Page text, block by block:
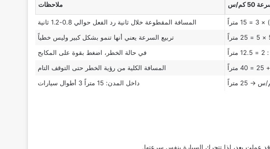
كم/س ملاحظات
المسافة المقطوعة خلال ثانية رد الفعل حوالي 0.8-1.2 ثانية
تربيع السرعة يعني أنها تنمو بشكل كبير وليس خطياً
في حالة الخطر، اضغط بقوة على المكابح
المسافة الكلية من رؤية الخطر حتى التوقف التام
داخل المدن: 15 متراً 3 أطوال سيارات
عملت بعد، لذا تتحرك السيارة بنفس سرعتها.